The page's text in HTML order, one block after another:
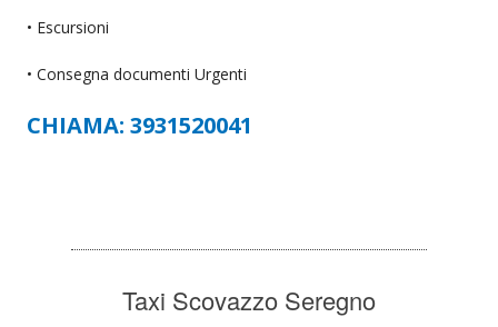
• Escursioni
• Consegna documenti Urgenti
CHIAMA: 3931520041
Taxi Scovazzo Seregno